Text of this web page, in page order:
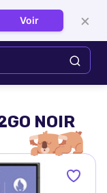
Se connecter
NOIR
Voir ×